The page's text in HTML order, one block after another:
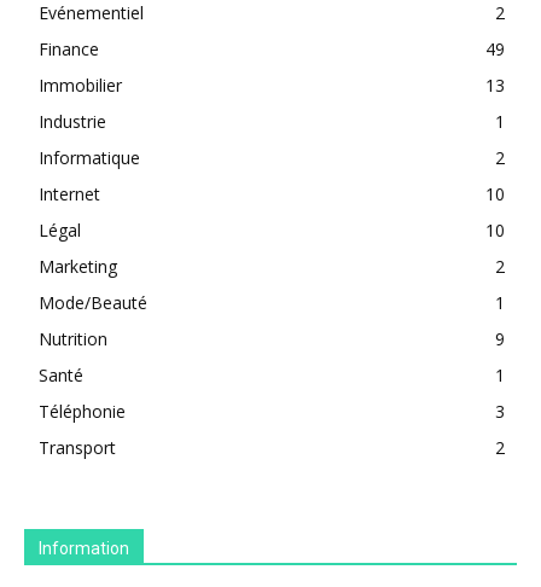
Evénementiel
2
Finance
49
Immobilier
13
Industrie
1
Informatique
2
Internet
10
Légal
10
Marketing
2
Mode/Beauté
1
Nutrition
9
Santé
1
Téléphonie
3
Transport
2
Information